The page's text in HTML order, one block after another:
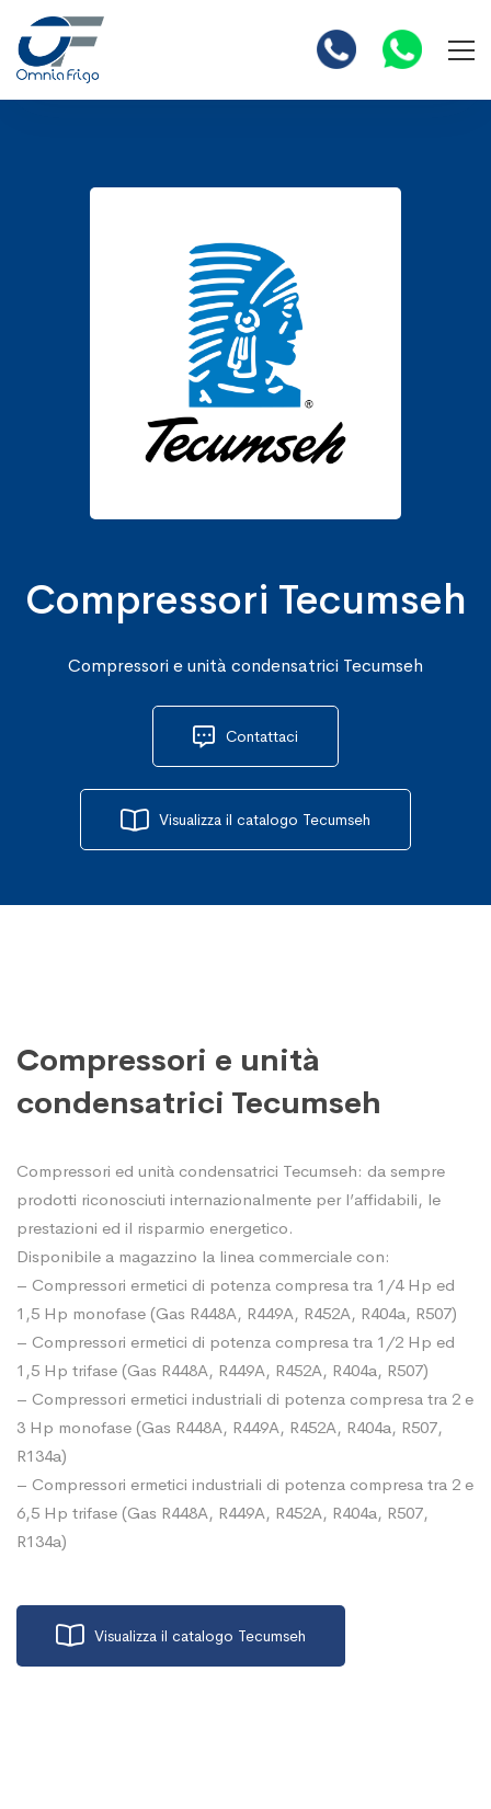
Compressori Tecumseh
Compressori e unità condensatrici Tecumseh
Contattaci
Visualizza il catalogo Tecumseh
Compressori e unità
condensatrici Tecumseh
Compressori ed unità condensatrici Tecumseh: da sempre
prodotti riconosciuti internazionalmente per l’affidabili, le
prestazioni ed il risparmio energetico.
Disponibile a magazzino la linea commerciale con:
– Compressori ermetici di potenza compresa tra 1/4 Hp ed
1,5 Hp monofase (Gas R448A, R449A, R452A, R404a, R507)
– Compressori ermetici di potenza compresa tra 1/2 Hp ed
1,5 Hp trifase (Gas R448A, R449A, R452A, R404a, R507)
– Compressori ermetici industriali di potenza compresa tra 2 e
3 Hp monofase (Gas R448A, R449A, R452A, R404a, R507,
R134a)
– Compressori ermetici industriali di potenza compresa tra 2 e
6,5 Hp trifase (Gas R448A, R449A, R452A, R404a, R507,
R134a)
Visualizza il catalogo Tecumseh